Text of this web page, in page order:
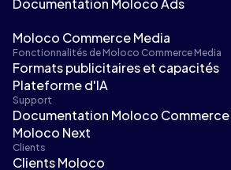
Moloco Commerce Media
Fonctionnalités de Moloco Commerce Media
Formats publicitaires et capacités
Plateforme d'IA
Support
Documentation Moloco Commerce
Moloco Next
Clients
Clients Moloco